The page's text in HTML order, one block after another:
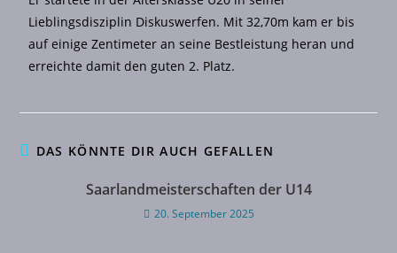
Lieblingsdisziplin Diskuswerfen. Mit 32,70m kam er bis
auf einige Zentimeter an seine Bestleistung heran und
erreichte damit den guten 2. Platz.
DAS KÖNNTE DIR AUCH GEFALLEN
Saarlandmeisterschaften der U14
20. September 2025